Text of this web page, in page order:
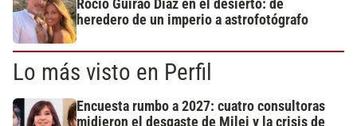
Rocío Guirao Díaz en el desierto: de
heredero de un imperio a astrofotógrafo
Lo más visto en Perfil
Encuesta rumbo a 2027: cuatro consultoras
midieron el desgaste de Milei y la crisis de